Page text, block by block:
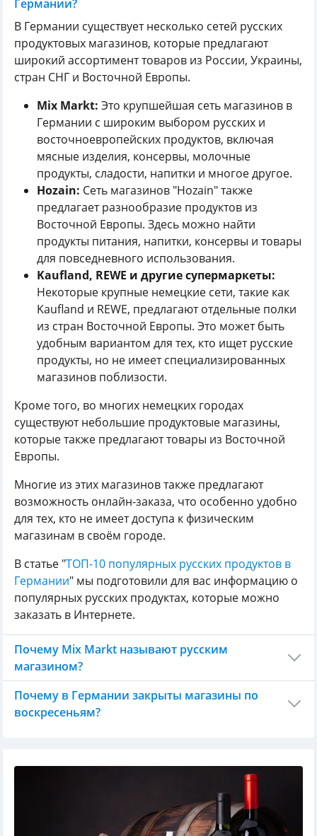
Германии?
В Германии существует несколько сетей русских
продуктовых магазинов, которые предлагают
широкий ассортимент товаров из России, Украины,
стран СНГ и Восточной Европы.
Mix Markt: Это крупшейшая сеть магазинов в
Германии с широким выбором русских и
восточноевропейских продуктов, включая
мясные изделия, консервы, молочные
продукты, сладости, напитки и многое другое.
Hozain: Сеть магазинов "Hozain" также
предлагает разнообразие продуктов из
Восточной Европы. Здесь можно найти
продукты питания, напитки, консервы и товары
для повседневного использования.
Kaufland, REWE и другие супермаркеты:
Некоторые крупные немецкие сети, такие как
Kaufland и REWE, предлагают отдельные полки
из стран Восточной Европы. Это может быть
удобным вариантом для тех, кто ищет русские
продукты, но не имеет специализированных
магазинов поблизости.
Кроме того, во многих немецких городах
существуют небольшие продуктовые магазины,
которые также предлагают товары из Восточной
Европы.
Многие из этих магазинов также предлагают
возможность онлайн-заказа, что особенно удобно
для тех, кто не имеет доступа к физическим
магазинам в своём городе.
В статье "ТОП-10 популярных русских продуктов в
Германии" мы подготовили для вас информацию о
популярных русских продуктах, которые можно
заказать в Интернете.
Почему Mix Markt называют русским
магазином?
Почему в Германии закрыты магазины по
воскресеньям?